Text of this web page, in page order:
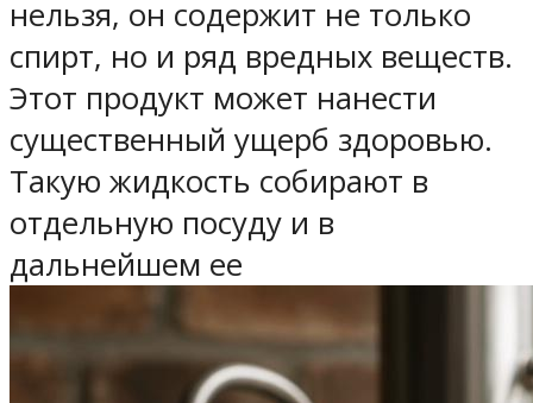
нельзя, он содержит не только
спирт, но и ряд вредных веществ.
Этот продукт может нанести
существенный ущерб здоровью.
Такую жидкость собирают в
отдельную посуду и в
дальнейшем ее